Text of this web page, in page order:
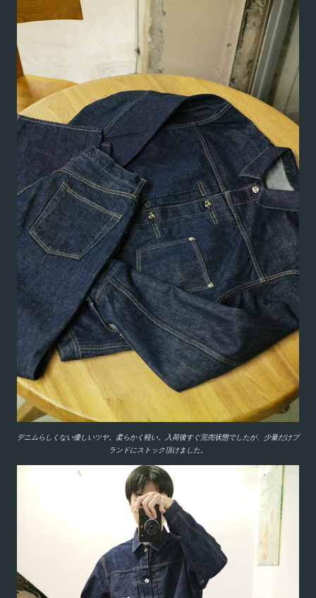
デニムらしくない優しいツヤ。柔らかく軽い。入荷後すぐ完売状態でしたが、少量だけブ
ランドにストック頂けました。